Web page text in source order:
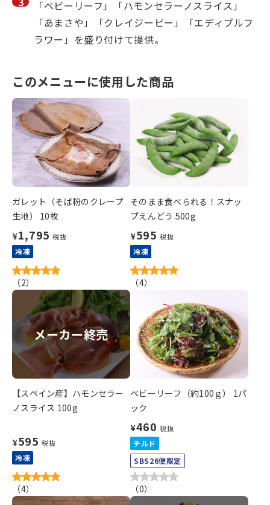
「ベビーリーフ」「ハモンセラーノスライス」
「あまさや」「クレイジーピー」「エディブルフ
ラワー」を盛り付けて提供。
このメニューに使用した商品
ガレット（そば粉のクレープ
生地） 10枚
¥1,795 税抜
冷凍
（2）
そのまま食べられる！スナッ
プえんどう 500g
¥595 税抜
冷凍
（4）
メーカー終売
【スペイン産】ハモンセラー
ノスライス 100g
¥595 税抜
冷凍
（4）
ベビーリーフ（約100ｇ） 1パ
ック
¥460 税抜
チルド
SBS26便限定
（0）